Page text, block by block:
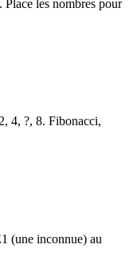
Place les nombres pour
4, ?, 8. Fibonacci,
(une inconnue) au